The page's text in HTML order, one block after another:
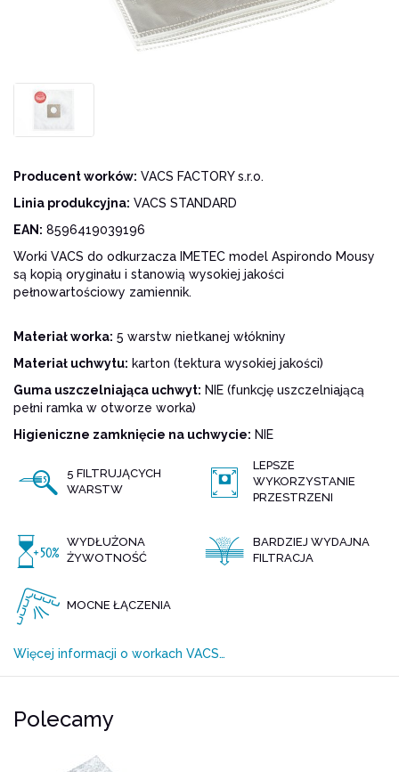
Producent worków: VACS FACTORY s.r.o.
Linia produkcyjna: VACS STANDARD
EAN: 8596419039196
Worki VACS do odkurzacza IMETEC model Aspirondo Mousy
są kopią oryginału i stanowią wysokiej jakości
pełnowartościowy zamiennik.
Materiał worka: 5 warstw nietkanej włókniny
Materiał uchwytu: karton (tektura wysokiej jakości)
Guma uszczelniająca uchwyt: NIE (funkcję uszczelniającą
pełni ramka w otworze worka)
Higieniczne zamknięcie na uchwycie: NIE
5 FILTRUJĄCYCH
WARSTW
LEPSZE
WYKORZYSTANIE
PRZESTRZENI
WYDŁUŻONA
ŻYWOTNOŚĆ
BARDZIEJ WYDAJNA
FILTRACJA
MOCNE ŁĄCZENIA
Więcej informacji o workach VACS…
Polecamy